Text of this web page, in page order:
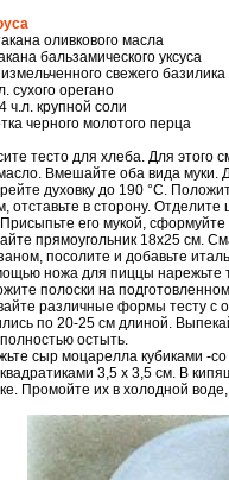
оливкового масла
бальзамического уксуса
измельченного свежего базилика
сухого орегано
ч.л. крупной соли
черного молотого перца
тесто для хлеба. Для этого
Вмешайте оба вида муки.
духовку до 190 °С.
отставьте в сторону.
Присыпьте его мукой,
прямоугольник 18x25 см.
посолите и добавьте
ножа для пиццы нарежьте
полоски на
различные формы тесту с
по 20-25 см длиной.
остыть.
сыр моцарелла кубиками -
3,5 х 3,5 см. В
Промойте их в холодной